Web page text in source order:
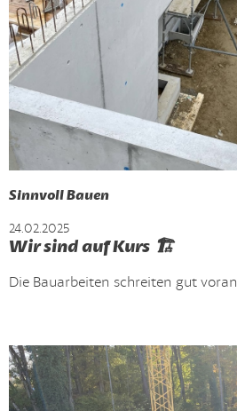
Sinnvoll Bauen
24.02.2025
Wir sind auf Kurs 🏗️
Die Bauarbeiten schreiten gut voran